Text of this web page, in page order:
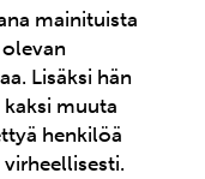
mainituista
Lisäksi hän
muuta
henkilöä